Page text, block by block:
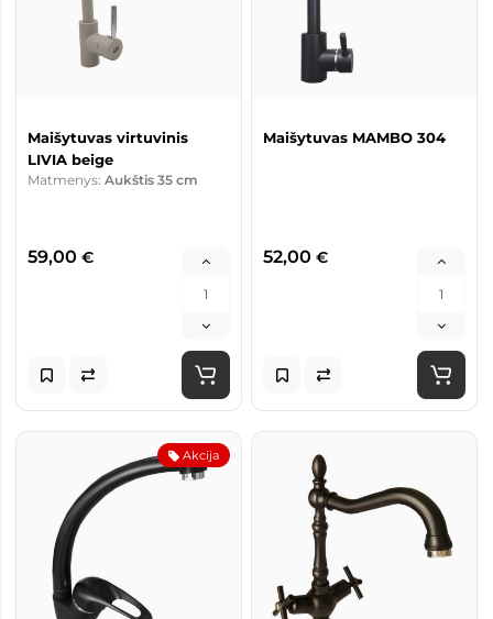
Maišytuvas virtuvinis
LIVIA beige
Matmenys: Aukštis 35 cm
59,00 €
Maišytuvas MAMBO 304
52,00 €
Akcija